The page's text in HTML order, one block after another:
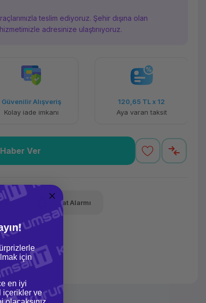
teslim ediyoruz. Şehir dışına olan
adresinize ulaştırııyoruz.
Güvenilir Alışveriş
Kolay iade imkanı
120,65 TLx 12
Aya varan taksit
Ver
Et Fiyat Alarmı
için
en iyi
içerikler ve